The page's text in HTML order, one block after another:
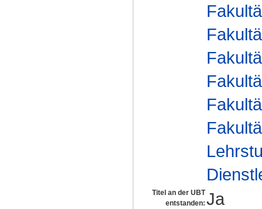
Titel an der UBT
entstanden: Ja